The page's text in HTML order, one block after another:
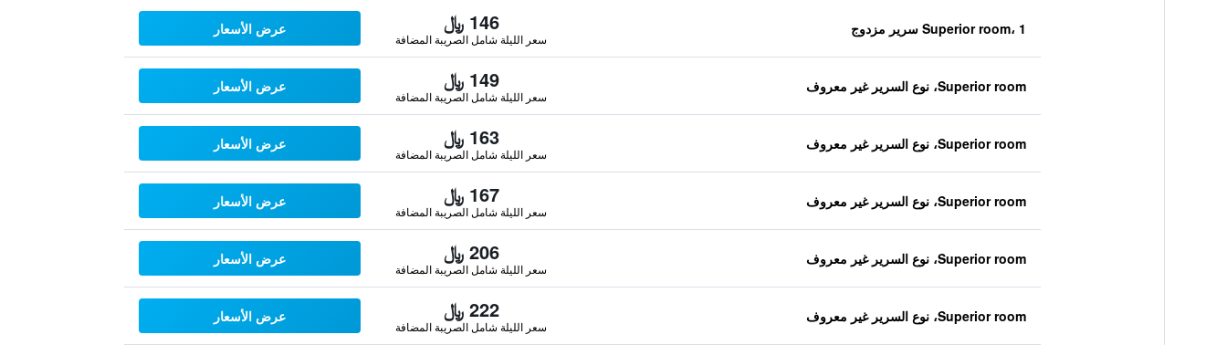
Superior room، 1 سرير مزدوج 146 ﷼
سعر الليلة شامل الصريبة المضافة
عرض الأسعار
Superior room، نوع السرير غير معروف 149 ﷼
سعر الليلة شامل الصريبة المضافة
عرض الأسعار
Superior room، نوع السرير غير معروف 163 ﷼
سعر الليلة شامل الصريبة المضافة
عرض الأسعار
Superior room، نوع السرير غير معروف 167 ﷼
سعر الليلة شامل الصريبة المضافة
عرض الأسعار
Superior room، نوع السرير غير معروف 206 ﷼
سعر الليلة شامل الصريبة المضافة
عرض الأسعار
Superior room، نوع السرير غير معروف 222 ﷼
سعر الليلة شامل الصريبة المضافة
عرض الأسعار